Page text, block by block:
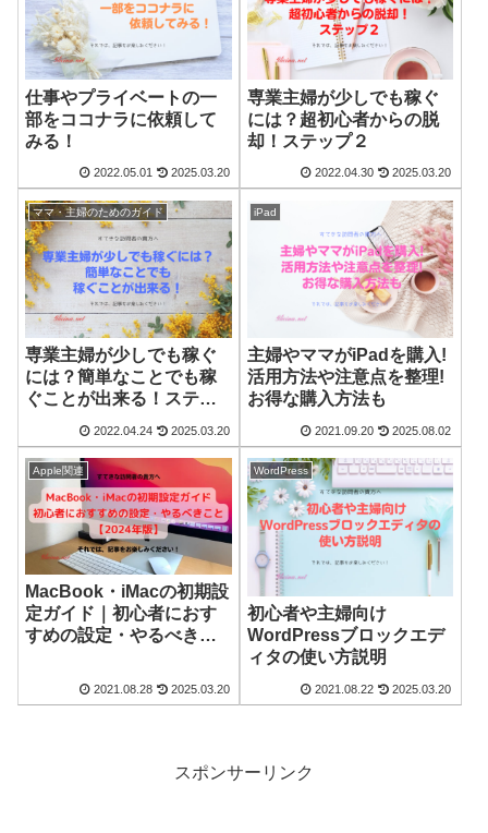
仕事やプライベートの一
部をココナラに依頼して
みる！
2022.05.01 2025.03.20
専業主婦が少しでも稼ぐ
には？超初心者からの脱
却！ステップ２
2022.04.30 2025.03.20
ママ・主婦のためのガイド
専業主婦が少しでも稼ぐ
には？簡単なことでも稼
ぐことが出来る！ステッ
2022.04.24 2025.03.20
iPad
主婦やママがiPadを購入!
活用方法や注意点を整理!
お得な購入方法も
2021.09.20 2025.08.02
Apple関連
MacBook・iMacの初期設
定ガイド｜初心者におす
すめの設定・やるべきこ
2021.08.28 2025.03.20
WordPress
初心者や主婦向け
WordPressブロックエデ
ィタの使い方説明
2021.08.22 2025.03.20
スポンサーリンク